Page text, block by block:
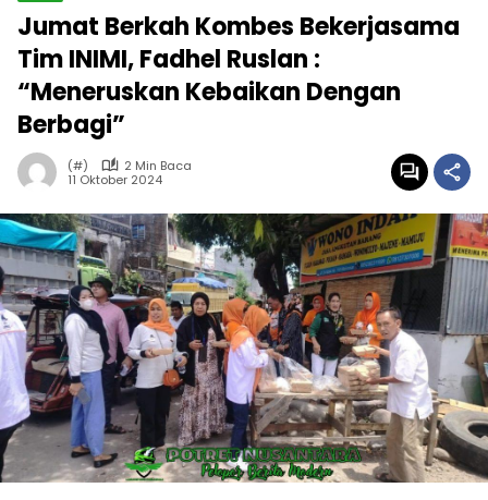
Jumat Berkah Kombes Bekerjasama
Tim INIMI, Fadhel Ruslan :
“Meneruskan Kebaikan Dengan
Berbagi”
(#)
2 Min Baca
11 Oktober 2024